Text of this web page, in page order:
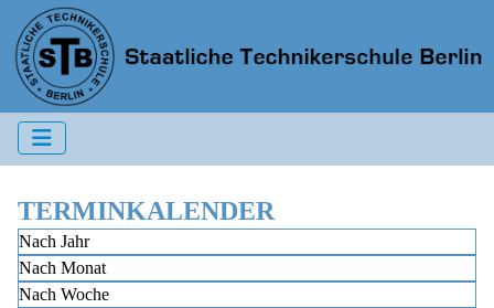
TERMINKALENDER
Nach Jahr
Nach Monat
Nach Woche